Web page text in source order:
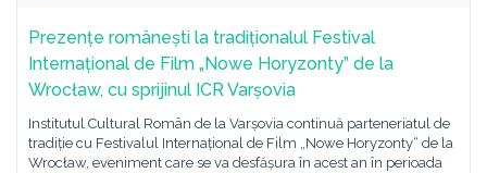
Prezențe românești la tradiționalul Festival
Internațional de Film „Nowe Horyzonty” de la
Wrocław, cu sprijinul ICR Varșovia
Institutul Cultural Român de la Varșovia continuă parteneriatul de
tradiție cu Festivalul Internațional de Film „Nowe Horyzonty“ de la
Wrocław, eveniment care se va desfășura în acest an în perioada